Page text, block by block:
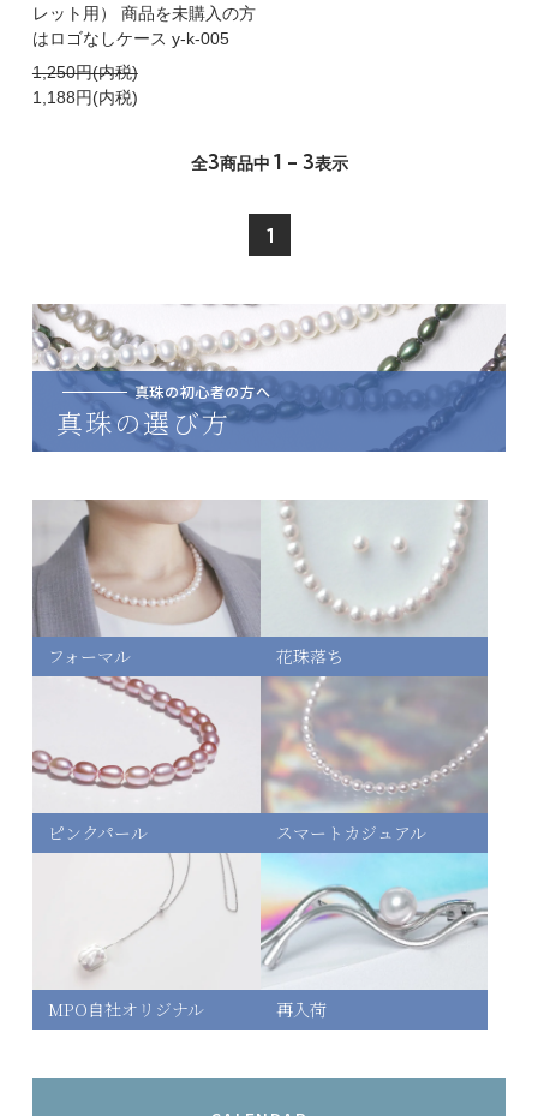
レット用） 商品を未購入の方
はロゴなしケース y-k-005
1,250円(内税)
1,188円(内税)
全3商品中 1 - 3表示
1
真珠の初心者の方へ
真珠の選び方
フォーマル 花珠落ち
ピンクパール スマートカジュアル
MPO自社オリジナル 再入荷